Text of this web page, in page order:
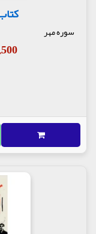
سوره مهر